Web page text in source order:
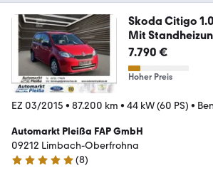
Skoda Citigo
Mit
7.790 €
Hoher Preis
EZ 03/2015 • 87.200 km • 44 kW (60 PS) •
Automarkt Pleißa FAP GmbH
09212 Limbach-Oberfrohna
5 Sterne
(8)